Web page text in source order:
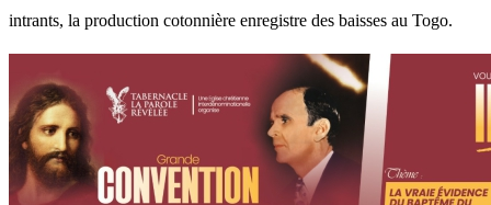
intrants, la production cotonnière enregistre des baisses au Togo.